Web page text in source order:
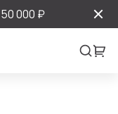
000 ₽